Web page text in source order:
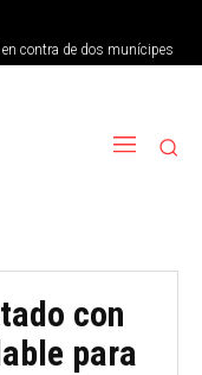
en contra de dos munícipes
con
para